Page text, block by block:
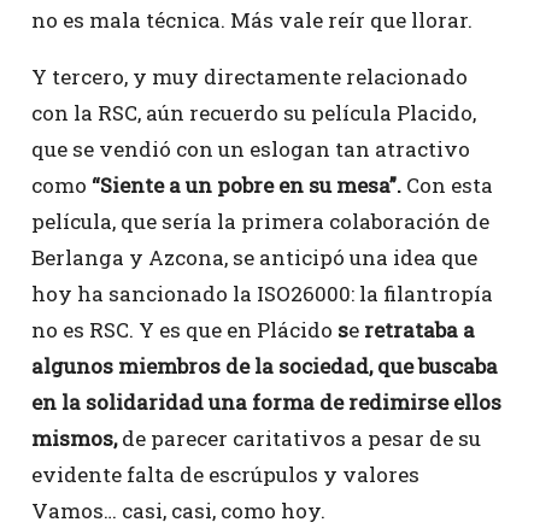
no es mala técnica. Más vale reír que llorar.
Y tercero, y muy directamente relacionado
con la RSC, aún recuerdo su película Placido,
que se vendió con un eslogan tan atractivo
como “Siente a un pobre en su mesa”. Con esta
película, que sería la primera colaboración de
Berlanga y Azcona, se anticipó una idea que
hoy ha sancionado la ISO26000: la filantropía
no es RSC. Y es que en Plácido se retrataba a
algunos miembros de la sociedad, que buscaba
en la solidaridad una forma de redimirse ellos
mismos,de parecer caritativos a pesar de su
evidente falta de escrúpulos y valores
Vamos… casi, casi, como hoy.